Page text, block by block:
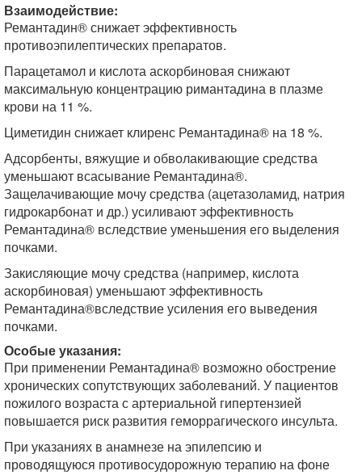
Взаимодействие:
Ремантадин® снижает эффективность
противоэпилептических препаратов.
Парацетамол и кислота аскорбиновая снижают
максимальную концентрацию римантадина в плазме
крови на 11 %.
Циметидин снижает клиренс Ремантадина® на 18 %.
Адсорбенты, вяжущие и обволакивающие средства
уменьшают всасывание Ремантадина®.
Защелачивающие мочу средства (ацетазоламид, натрия
гидрокарбонат и др.) усиливают эффективность
Ремантадина® вследствие уменьшения его выделения
почками.
Закисляющие мочу средства (например, кислота
аскорбиновая) уменьшают эффективность
Ремантадина®вследствие усиления его выведения
почками.
Особые указания:
При применении Ремантадина® возможно обострение
хронических сопутствующих заболеваний. У пациентов
пожилого возраста с артериальной гипертензией
повышается риск развития геморрагического инсульта.
При указаниях в анамнезе на эпилепсию и
проводящуюся противосудорожную терапию на фоне